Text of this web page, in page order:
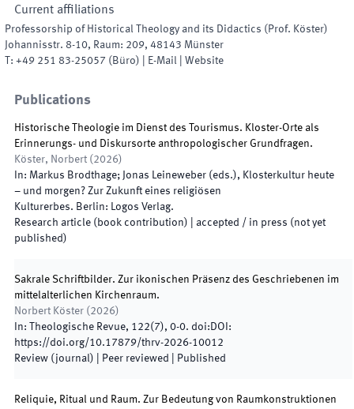
Current affiliations
Professorship of Historical Theology and its Didactics (Prof. Köster)
Johannisstr. 8-10, Raum: 209, 48143 Münster
T: +49 251 83-25057 ( Büro) E-Mail Website
Publications
Historische Theologie im Dienst des Tourismus. Kloster-Orte als
Erinnerungs- und Diskursorte anthropologischer Grundfragen.
Köster, Norbert ( 2026)
In: Markus Brodthage; Jonas Leineweber (eds.), Klosterkultur heute
– und morgen? Zur Zukunft eines religiösen
Kulturerbes. Berlin: Logos Verlag.
Research article (book contribution)
accepted / in press (not yet
published)
Sakrale Schriftbilder. Zur ikonischen Präsenz des Geschriebenen im
mittelalterlichen Kirchenraum.
Norbert Köster ( 2026)
In:
Theologische Revue, 122(7), 0-0. doi: DOI:
https://doi.org/10.17879/thrv-2026-10012
Review (journal) | Peer reviewed Published
Reliquie, Ritual und Raum. Zur Bedeutung von Raumkonstruktionen